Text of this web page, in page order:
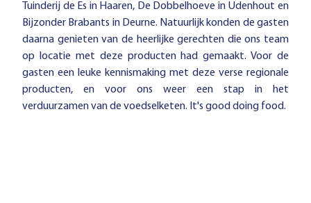
Tuinderij de Es in Haaren, De Dobbelhoeve in Udenhout en
Bijzonder Brabants in Deurne. Natuurlijk konden de gasten
daarna genieten van de heerlijke gerechten die ons team
op locatie met deze producten had gemaakt. Voor de
gasten een leuke kennismaking met deze verse regionale
producten, en voor ons weer een stap in het
verduurzamen van de voedselketen. It's good doing food.